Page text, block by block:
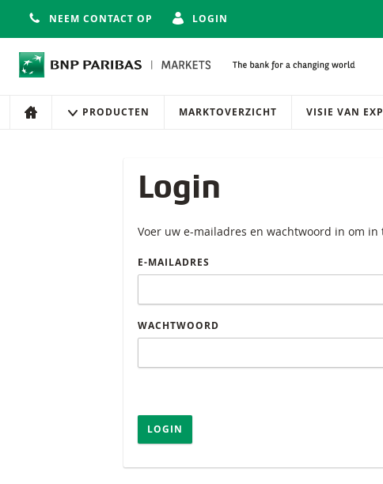
NEEM CONTACT OP LOGIN
Navigatie
Site navigatie
HOME PRODUCTEN MARKTOVERZICHT VISIE VAN
Login
Voer uw e-mailadres en wachtwoord in om in
E-MAILADRES
WACHTWOORD
LOGIN